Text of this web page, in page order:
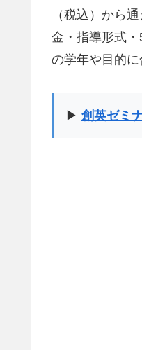
（税込）から
金・指導形式
の学年や目的
▶ 創英ゼミ